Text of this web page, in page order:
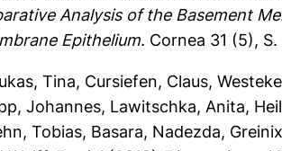
Analysis of the Basement
Epithelium. Cornea 31 (5),
Tina, Cursiefen, Claus,
Johannes, Lawitschka, Anita,
Tobias, Basara, Nadezda,